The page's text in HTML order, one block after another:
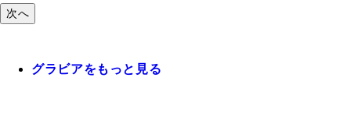
次へ
グラビアをもっと見る